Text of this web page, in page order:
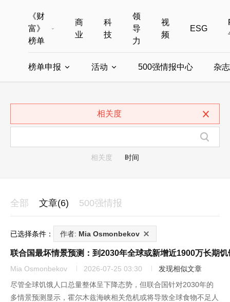
《财
富》
榜单
全部榜单
中国最具影响力商界女性
商
业
科
技
领
导
力
视
频
ESG
榜单申报 活动 500强情报中心 杂
相关度
相关度 时间
全部 文章(6) 500强情报
已选择条件： 作者: Mia Osmonbekov
联合国最坏情景预测：到2030年全球或新增近1900万长期饥
Mia Osmonbekov 2026-07-25 03:30
发现相似文章
尽管全球饥饿人口总量整体呈下降态势，但联合国针对2030年的
多情景预测显示，霍尔木兹海峡相关危机或将导致全球食物不足人